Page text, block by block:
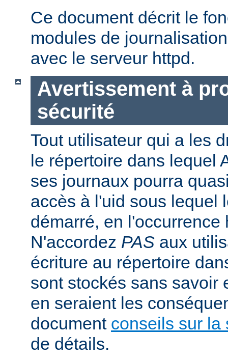
Ce document décrit le
modules de
avec le serveur httpd.
Avertissement à
sécurité
Tout utilisateur qui a les
le répertoire dans lequel
ses journaux pourra
accès à l'uid sous lequel
démarré, en
N'accordez PAS aux
écriture au répertoire
sont stockés sans savoir
en seraient les
document conseils sur la
de détails.